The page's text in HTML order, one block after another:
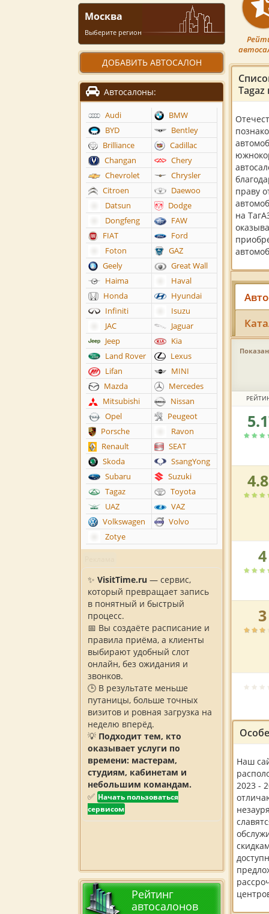
праву
на
4
3
версии
Наш
2023 -
Москва
Выберите регион
ДОБАВИТЬ АВТОСАЛОН
Автосалоны:
Audi
BMW
BYD
Bentley
Brilliance
Cadillac
Changan
Chery
Chevrolet
Chrysler
Citroen
Daewoo
Datsun
Dodge
Dongfeng
FAW
FIAT
Ford
Foton
GAZ
Geely
Great Wall
Haima
Haval
Honda
Hyundai
Infiniti
Isuzu
JAC
Jaguar
Jeep
Kia
Land Rover
Lexus
Lifan
MINI
Mazda
Mercedes
Mitsubishi
Nissan
Opel
Peugeot
Porsche
Ravon
Renault
SEAT
Skoda
SsangYong
Subaru
Suzuki
Tagaz
Toyota
UAZ
VAZ
Volkswagen
Volvo
Zotye
✨ VisitTime.ru — сервис,
который превращает запись
в понятный и быстрый
процесс.
📅 Вы создаёте расписание и
правила приёма, а клиенты
выбирают удобный слот
онлайн, без ожидания и
звонков.
🕒 В результате меньше
путаницы, больше точных
визитов и ровная загрузка на
неделю вперёд.
💡 Подходит тем, кто
оказывает услуги по
времени: мастерам,
студиям, кабинетам и
небольшим командам.
✅ Начать пользоваться
сервисом
Рейтинг
автосалонов